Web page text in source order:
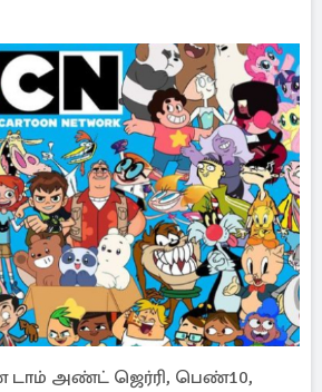
டாம் அண்ட் ஜெர்ரி, பெண்10,